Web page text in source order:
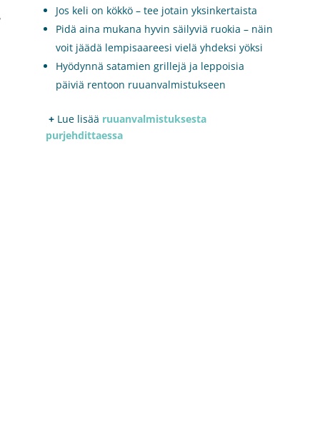
Jos keli on kökkö – tee jotain yksinkertaista
Pidä aina mukana hyvin säilyviä ruokia – näin
voit jäädä lempisaareesi vielä yhdeksi yöksi
Hyödynnä satamien grillejä ja leppoisia
päiviä rentoon ruuanvalmistukseen
+ Lue lisää ruuanvalmistuksesta
purjehdittaessa